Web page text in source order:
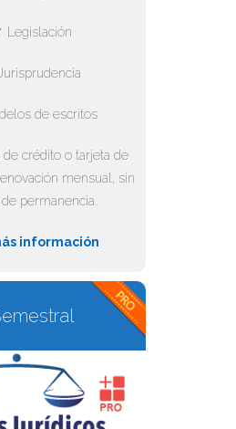
Legislación
de escritos
de crédito o tarjeta de
mensual, sin
permanencia.
información